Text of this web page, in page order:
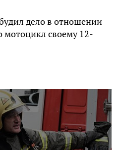
дело в отношении
своему 12-